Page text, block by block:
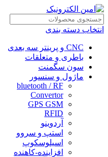
انتخاب دسته بندی
CNC و پرینتر سه بعدی
باطری و متعلقات
سون سگمنت
ماژول و سنسور
bluetooth / RF
Convertor
GPS GSM
RFID
آردوینو
استپ و سروو
اسیلوسکوپ
افزاینده-کاهنده